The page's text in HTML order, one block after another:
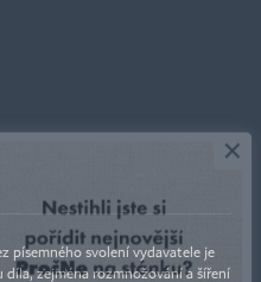
písemného svolení vydavatele je
zejména rozmnožování a šíření